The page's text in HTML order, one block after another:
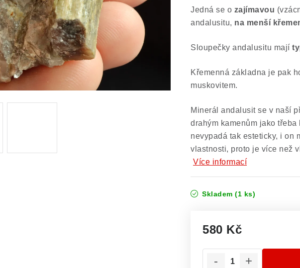
Jedná se o zajímavou
andalusitu, na menší
Sloupečky andalusitu mají
Křemenná základna je pak
muskovitem.
Minerál andalusit se v naší
drahým kamenům jako
nevypadá tak esteticky, i on
vlastnosti, proto je více než
Více informací
Skladem (1 ks)
580 Kč